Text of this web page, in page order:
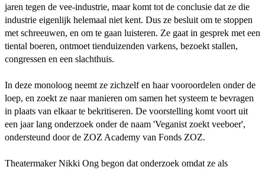
jaren tegen de vee-industrie, maar komt tot de conclusie dat ze die
industrie eigenlijk helemaal niet kent. Dus ze besluit om te stoppen
met schreeuwen, en om te gaan luisteren. Ze gaat in gesprek met een
tiental boeren, ontmoet tienduizenden varkens, bezoekt stallen,
congressen en een slachthuis.
In deze monoloog neemt ze zichzelf en haar vooroordelen onder de
loep, en zoekt ze naar manieren om samen het systeem te bevragen
in plaats van elkaar te bekritiseren. De voorstelling komt voort uit
een jaar lang onderzoek onder de naam 'Veganist zoekt veeboer',
ondersteund door de ZOZ Academy van Fonds ZOZ.
Theatermaker Nikki Ong begon dat onderzoek omdat ze als